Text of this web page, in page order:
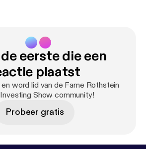
eerste die een
plaatst
word lid van de Fame Rothstein
Show community!
Probeer gratis